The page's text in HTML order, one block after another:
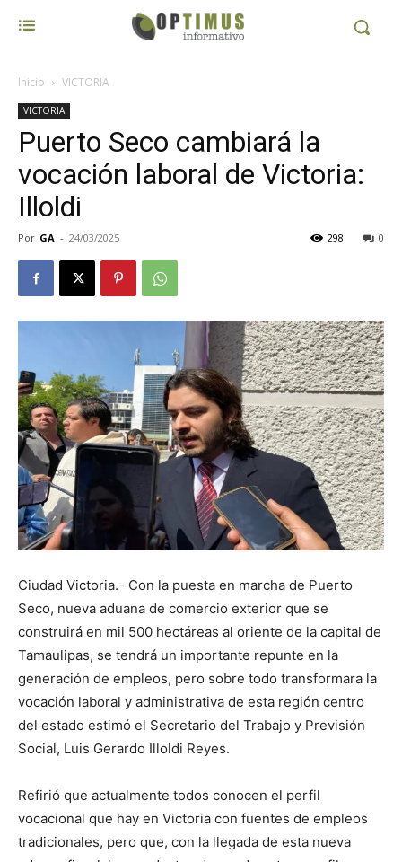
Inicio VICTORIA
VICTORIA
Puerto Seco cambiará la
vocación laboral de Victoria:
Illoldi
Por GA - 24/03/2025 0
298
Ciudad Victoria.- Con la puesta en marcha de Puerto
Seco, nueva aduana de comercio exterior que se
construirá en mil 500 hectáreas al oriente de la capital de
Tamaulipas, se tendrá un importante repunte en la
generación de empleos, pero sobre todo transformara la
vocación laboral y administrativa de esta región centro
del estado estimó el Secretario del Trabajo y Previsión
Social, Luis Gerardo Illoldi Reyes.
Refirió que actualmente todos conocen el perfil
vocacional que hay en Victoria con fuentes de empleos
tradicionales, pero que, con la llegada de esta nueva